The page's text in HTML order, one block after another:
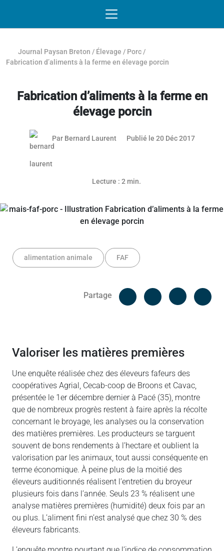
Journal Paysan Breton / Élevage / Porc /
Fabrication d’aliments à la ferme en élevage porcin
Fabrication d’aliments à la ferme en
élevage porcin
Par Bernard Laurent Publié le 20 Déc 201729
Lecture : 2 min.
alimentation animale FAF
Partage
Facebook
Valoriser les matières premières
Une enquête réalisée chez des éleveurs fafeurs des
coopératives Agrial, Cecab-coop de Broons et Cavac,
présentée le 1er décembre dernier à Pacé (35), montre
que de nombreux progrès restent à faire après la récolte
concernant le broyage, les analyses ou la conservation
des matières premières. Les producteurs se targuent
souvent de bons rendements à l’hectare et oublient la
valorisation par les animaux, tout aussi conséquente en
terme économique. À peine plus de la moitié des
éleveurs auditionnés réalisent l’entretien du broyeur
plusieurs fois dans l’année. Seuls 23 % réalisent une
analyse matières premières (humidité) deux fois par an
ou plus. L’aliment fini n’est analysé que chez 30 % des
éleveurs fabricants.